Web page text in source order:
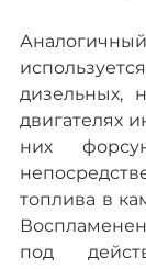
дизельных,
двигателях
них
топлива в
под